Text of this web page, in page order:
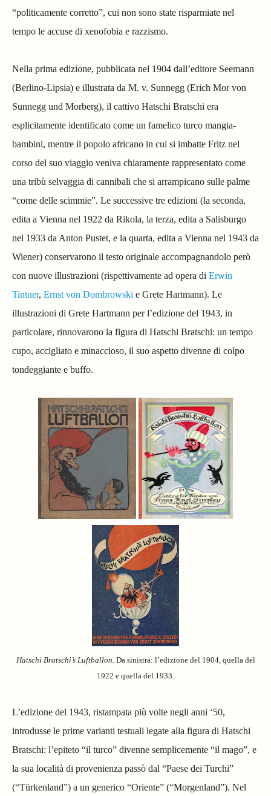
“politicamente corretto”, cui non sono state risparmiate nel
tempo le accuse di xenofobia e razzismo.
Nella prima edizione, pubblicata nel 1904 dall’editore Seemann
(Berlino-Lipsia) e illustrata da M. v. Sunnegg (Erich Mor von
Sunnegg und Morberg), il cattivo Hatschi Bratschi era
esplicitamente identificato come un famelico turco mangia-
bambini, mentre il popolo africano in cui si imbatte Fritz nel
corso del suo viaggio veniva chiaramente rappresentato come
una tribù selvaggia di cannibali che si arrampicano sulle palme
“come delle scimmie”. Le successive tre edizioni (la seconda,
edita a Vienna nel 1922 da Rikola, la terza, edita a Salisburgo
nel 1933 da Anton Pustet, e la quarta, edita a Vienna nel 1943 da
Wiener) conservarono il testo originale accompagnandolo però
con nuove illustrazioni (rispettivamente ad opera di Erwin
Tintner, Ernst von Dombrowski e Grete Hartmann). Le
illustrazioni di Grete Hartmann per l’edizione del 1943, in
particolare, rinnovarono la figura di Hatschi Bratschi: un tempo
cupo, accigliato e minaccioso, il suo aspetto divenne di colpo
tondeggiante e buffo.
Hatschi Bratschi’s Luftballon. Da sinistra: l’edizione del 1904, quella del
1922 e quella del 1933.
L’edizione del 1943, ristampata più volte negli anni ‘50,
introdusse le prime varianti testuali legate alla figura di Hatschi
Bratschi: l’epiteto “il turco” divenne semplicemente “il mago”, e
la sua località di provenienza passò dal “Paese dei Turchi”
(“Türkenland”) a un generico “Oriente” (“Morgenland”). Nel